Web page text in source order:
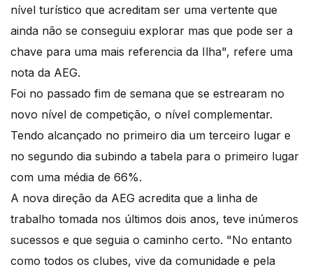
nível turístico que acreditam ser uma vertente que
ainda não se conseguiu explorar mas que pode ser a
chave para uma mais referencia da Ilha", refere uma
nota da AEG.
Foi no passado fim de semana que se estrearam no
novo nível de competição, o nível complementar.
Tendo alcançado no primeiro dia um terceiro lugar e
no segundo dia subindo a tabela para o primeiro lugar
com uma média de 66%.
A nova direção da AEG acredita que a linha de
trabalho tomada nos últimos dois anos, teve inúmeros
sucessos e que seguia o caminho certo. "No entanto
como todos os clubes, vive da comunidade e pela